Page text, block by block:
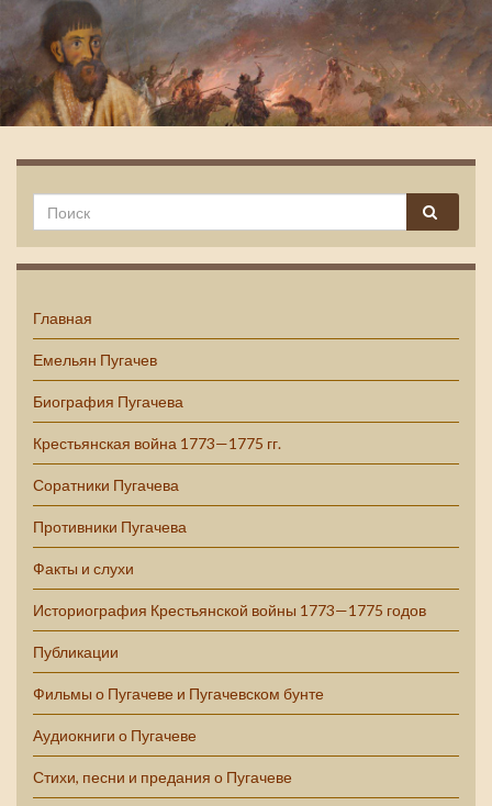
Емельян Пугачев
Главная
Емельян Пугачев
Биография Пугачева
Крестьянская война 1773—1775 гг.
Соратники Пугачева
Противники Пугачева
Факты и слухи
Историография Крестьянской войны 1773—1775 годов
Публикации
Фильмы о Пугачеве и Пугачевском бунте
Аудиокниги о Пугачеве
Стихи, песни и предания о Пугачеве